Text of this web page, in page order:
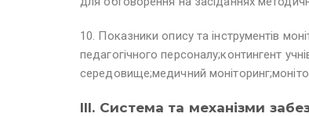
10. Показники опису та інструментів
педагогічного персоналу;контингент
середовище;медичний
III. Система та механізми